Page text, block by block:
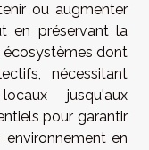
ou augmenter
en préservant la
écosystèmes dont
nécessitant
jusqu'aux
pour garantir
en